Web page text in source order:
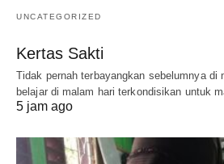
UNCATEGORIZED
Kertas Sakti
Tidak pernah terbayangkan sebelumnya di
belajar di malam hari terkondisikan untuk
5 jam ago